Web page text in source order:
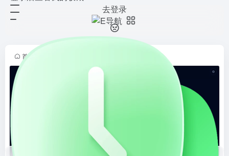
去登录
首页
无需安装，在线批量提取 Word,
PPT, Excel 及 EPUB 电子书中的原